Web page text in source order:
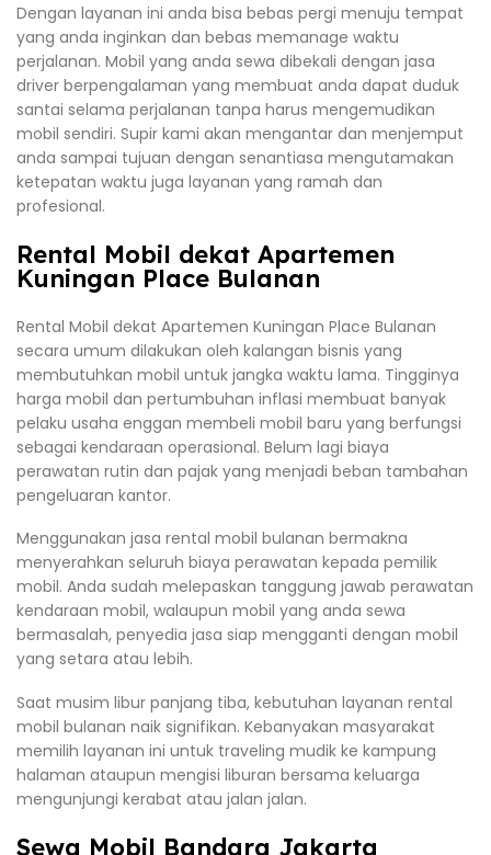
Dengan layanan ini anda bisa bebas pergi menuju tempat
yang anda inginkan dan bebas memanage waktu
perjalanan. Mobil yang anda sewa dibekali dengan jasa
driver berpengalaman yang membuat anda dapat duduk
santai selama perjalanan tanpa harus mengemudikan
mobil sendiri. Supir kami akan mengantar dan menjemput
anda sampai tujuan dengan senantiasa mengutamakan
ketepatan waktu juga layanan yang ramah dan
profesional.
Rental Mobil dekat Apartemen
Kuningan Place Bulanan
Rental Mobil dekat Apartemen Kuningan Place Bulanan
secara umum dilakukan oleh kalangan bisnis yang
membutuhkan mobil untuk jangka waktu lama. Tingginya
harga mobil dan pertumbuhan inflasi membuat banyak
pelaku usaha enggan membeli mobil baru yang berfungsi
sebagai kendaraan operasional. Belum lagi biaya
perawatan rutin dan pajak yang menjadi beban tambahan
pengeluaran kantor.
Menggunakan jasa rental mobil bulanan bermakna
menyerahkan seluruh biaya perawatan kepada pemilik
mobil. Anda sudah melepaskan tanggung jawab perawatan
kendaraan mobil, walaupun mobil yang anda sewa
bermasalah, penyedia jasa siap mengganti dengan mobil
yang setara atau lebih.
Saat musim libur panjang tiba, kebutuhan layanan rental
mobil bulanan naik signifikan. Kebanyakan masyarakat
memilih layanan ini untuk traveling mudik ke kampung
halaman ataupun mengisi liburan bersama keluarga
mengunjungi kerabat atau jalan jalan.
Sewa Mobil Bandara Jakarta